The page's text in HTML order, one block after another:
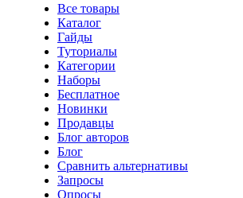
Все товары
Каталог
Гайды
Туториалы
Категории
Наборы
Бесплатное
Новинки
Продавцы
Блог авторов
Блог
Сравнить альтернативы
Запросы
Опросы